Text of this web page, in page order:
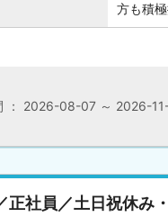
方も積
： 2026-08-07 ～ 2026-
正社員／土日祝休み